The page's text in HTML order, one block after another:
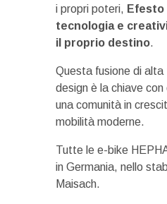
i propri poteri, Efesto
tecnologia e
il proprio destino.
Questa fusione di alta
design è la chiave con
una comunità in
mobilità moderne.
Tutte le e-bike
in Germania, nello
Maisach.